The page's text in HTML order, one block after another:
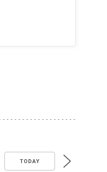
TODAY